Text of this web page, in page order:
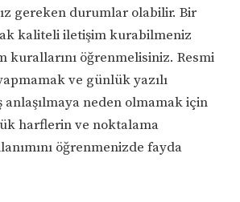
gereken durumlar olabilir. Bir
kaliteli iletişim kurabilmeniz
kurallarını öğrenmelisiniz. Resmi
ve günlük yazılı
anlaşılmaya neden olmamak için
harflerin ve noktalama
öğrenmenizde fayda